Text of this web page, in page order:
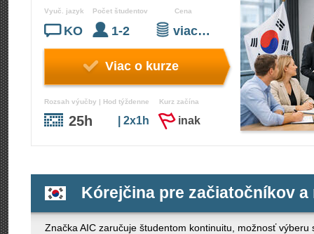
Vyuč. jazyk
KO
Počet študentov
1-2
Cena
viac…
Viac o kurze
Rozsah výučby | Hod týždenne
25h | 2x1h
Kurz začína
inak
Kórejčina pre začiatočníkov
Značka AIC zaručuje študentom kontinuitu, možnosť